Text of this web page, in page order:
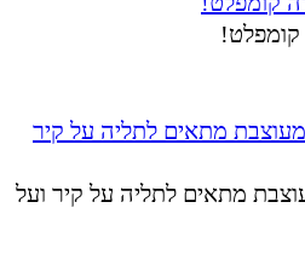
קומפלט!
מתאים לתליה על קיר ועל